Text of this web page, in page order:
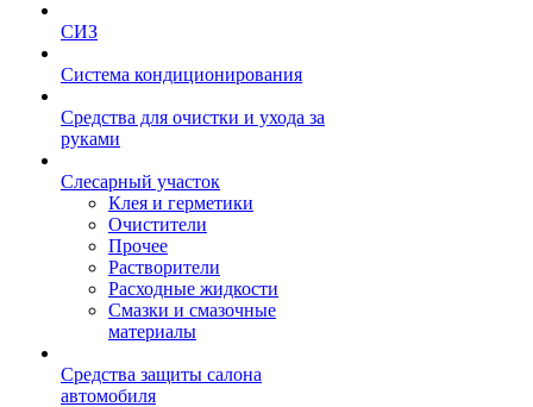
СИЗ
Система кондиционирования
Средства для очистки и ухода за
руками
Слесарный участок
Клея и герметики
Очистители
Прочее
Растворители
Расходные жидкости
Смазки и смазочные
материалы
Средства защиты салона
автомобиля